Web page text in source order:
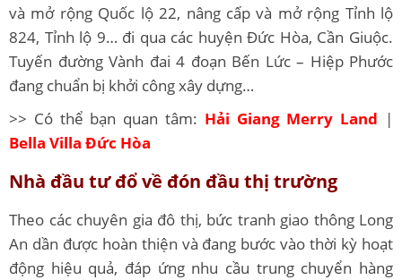
và mở rộng Quốc lộ 22, nâng cấp và mở rộng Tỉnh lộ
824, Tỉnh lộ 9… đi qua các huyện Đức Hòa, Cần Giuộc.
Tuyến đường Vành đai 4 đoạn Bến Lức – Hiệp Phước
đang chuẩn bị khởi công xây dựng…
>> Có thể bạn quan tâm: Hải Giang Merry Land |
Bella Villa Đức Hòa
Nhà đầu tư đổ về đón đầu thị trường
Theo các chuyên gia đô thị, bức tranh giao thông Long
An dần được hoàn thiện và đang bước vào thời kỳ hoạt
động hiệu quả, đáp ứng nhu cầu trung chuyển hàng